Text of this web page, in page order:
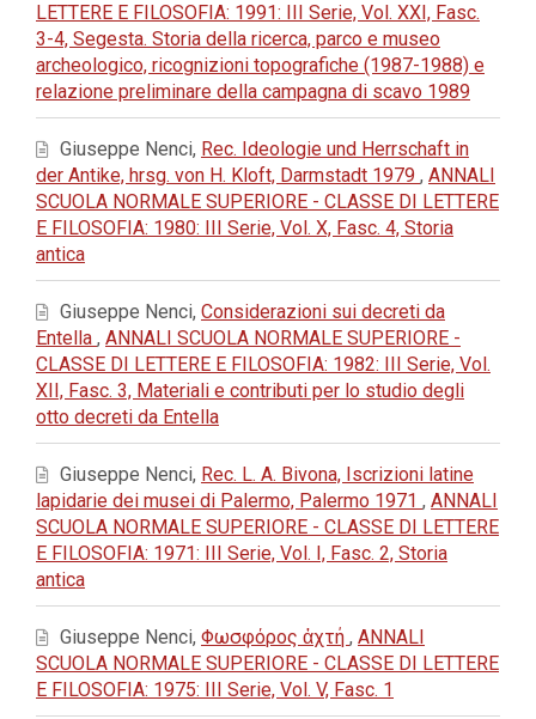
LETTERE E FILOSOFIA: 1991: III Serie, Vol. XXI, Fasc.
3-4, Segesta. Storia della ricerca, parco e museo
archeologico, ricognizioni topografiche (1987-1988) e
relazione preliminare della campagna di scavo 1989
Giuseppe Nenci, Rec. Ideologie und Herrschaft in
der Antike, hrsg. von H. Kloft, Darmstadt 1979 , ANNALI
SCUOLA NORMALE SUPERIORE - CLASSE DI LETTERE
E FILOSOFIA: 1980: III Serie, Vol. X, Fasc. 4, Storia
antica
Giuseppe Nenci, Considerazioni sui decreti da
Entella , ANNALI SCUOLA NORMALE SUPERIORE -
CLASSE DI LETTERE E FILOSOFIA: 1982: III Serie, Vol.
XII, Fasc. 3, Materiali e contributi per lo studio degli
otto decreti da Entella
Giuseppe Nenci, Rec. L. A. Bivona, Iscrizioni latine
lapidarie dei musei di Palermo, Palermo 1971 , ANNALI
SCUOLA NORMALE SUPERIORE - CLASSE DI LETTERE
E FILOSOFIA: 1971: III Serie, Vol. I, Fasc. 2, Storia
antica
Giuseppe Nenci, Φωσφόρος ἀχτή , ANNALI
SCUOLA NORMALE SUPERIORE - CLASSE DI LETTERE
E FILOSOFIA: 1975: III Serie, Vol. V, Fasc. 1